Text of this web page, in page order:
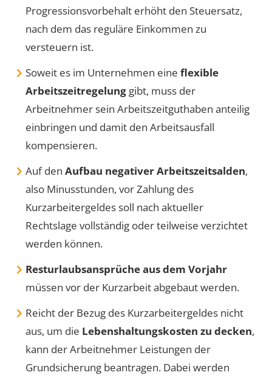
Progressionsvorbehalt erhöht den Steuersatz,
nach dem das reguläre Einkommen zu
versteuern ist.
Soweit es im Unternehmen eine flexible
Arbeitszeitregelung gibt, muss der
Arbeitnehmer sein Arbeitszeitguthaben anteilig
einbringen und damit den Arbeitsausfall
kompensieren.
Auf den Aufbau negativer Arbeitszeitsalden,
also Minusstunden, vor Zahlung des
Kurzarbeitergeldes soll nach aktueller
Rechtslage vollständig oder teilweise verzichtet
werden können.
Resturlaubsansprüche aus dem Vorjahr
müssen vor der Kurzarbeit abgebaut werden.
Reicht der Bezug des Kurzarbeitergeldes nicht
aus, um die Lebenshaltungskosten zu decken,
kann der Arbeitnehmer Leistungen der
Grundsicherung beantragen. Dabei werden